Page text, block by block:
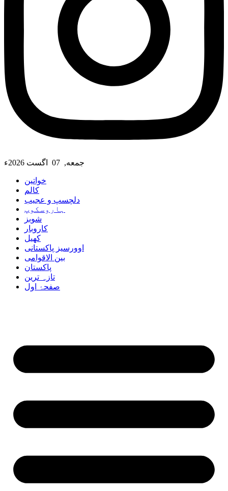
جمعه, 07 اگست 2026ء
خواتین
کالم
دلچسپ و عجیب
ہاروسکوپ
شوبز
کاروبار
کھیل
اوورسیز پاکستانی
بین الاقوامی
پاکستان
تازہ ترین
صفحۂ اول